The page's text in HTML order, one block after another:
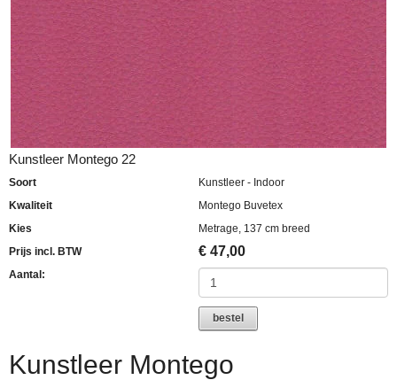
Kunstleer Montego 22
Soort
Kunstleer - Indoor
Kwaliteit
Montego Buvetex
Kies
Metrage, 137 cm breed
Prijs incl. BTW
€ 47,00
Aantal:
bestel
Kunstleer Montego